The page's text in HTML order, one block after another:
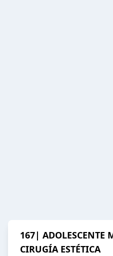
167| ADOLESCENTE
CIRUGÍA ESTÉTICA